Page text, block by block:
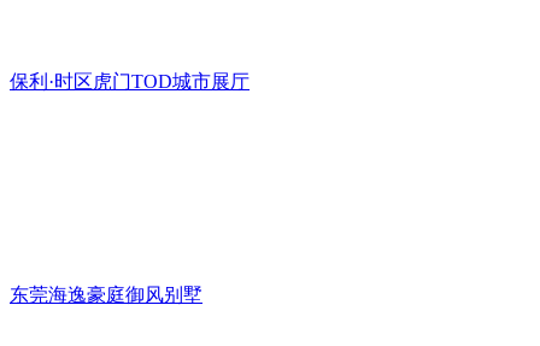
保利·时区虎门TOD城市展厅
东莞海逸豪庭御风别墅